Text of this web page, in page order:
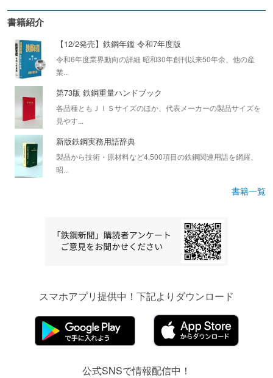
書籍紹介
【12/2発売】鉄鋼年鑑 令和7年度版
令和6年度業界動向の詳細 昭和30年創刊以来50年余、他の産
業...
第73版 鉄鋼重量ハンドブック
各品種ともＪＩＳサイズのほか、代表メーカーの製品サイズを
見やす...
新版鉄鋼実務用語辞典
製品から技術・原材料など4,500項目の鉄鋼関連用語を網羅、
昭...
書籍一覧
スマホアプリ提供中！下記よりダウンロード
公式SNSで情報配信中！